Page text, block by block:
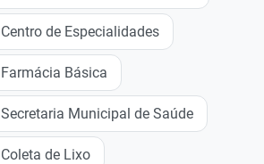
Centro de Especialidades
Farmácia Básica
Secretaria Municipal de Saúde
Coleta de Lixo